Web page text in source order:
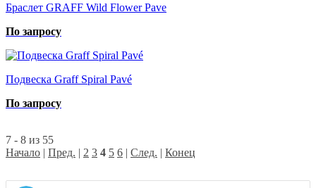
Браслет GRAFF Wild Flower Pave
По запросу
Подвеска Graff Spiral Pavé
По запросу
7 - 8 из 55
Начало | Пред. | 2 3 4 5 6 | След. | Конец